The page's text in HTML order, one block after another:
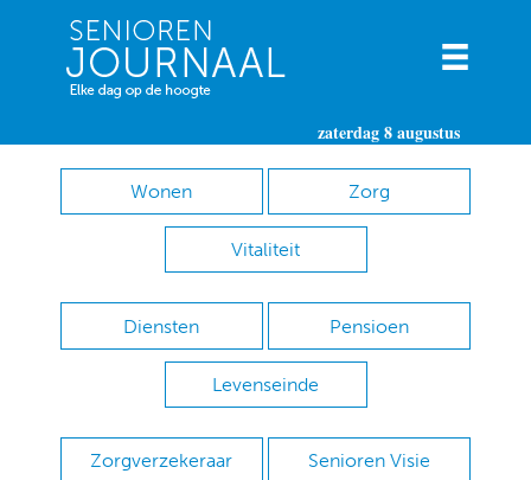
zaterdag 8 augustus
Wonen Zorg
Vitaliteit
Diensten Pensioen
Levenseinde
Zorgverzekeraar Senioren Visie